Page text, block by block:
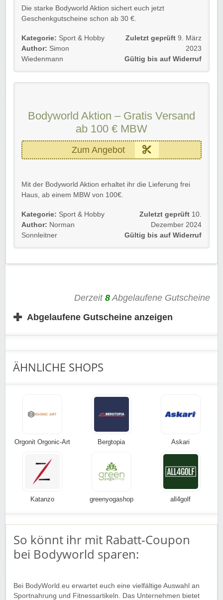
Die starke Bodyworld Aktion sichert euch jetzt
Geschenkgutscheine schon ab 30 €.
Gültig für alle Kunden.
Einfach dem Link folgen und kräftig sparen.
Viel Spaß!
Kategorie: Sport & Hobby
Author: Simon
Wiedenmann
Zuletzt geprüft 9. März
2023
Gültig bis auf Widerruf
Bodyworld Aktion – Gratis Versand
ab 100 € MBW
Zum Angebot
Mit der Bodyworld Aktion erhaltet ihr die Lieferung frei
Haus, ab einem MBW von 100€.
Gültig für Neu- und Bestandskunden bis Widerruf.
Einfach dem Link folgen und sparen. Der Versand wird
Kategorie: Sport & Hobby
Author: Norman
Sonnleitner
Zuletzt geprüft 10.
Dezember 2024
Gültig bis auf Widerruf
Derzeit 8 Abgelaufene Gutscheine
✚ Abgelaufene Gutscheine anzeigen
ÄHNLICHE SHOPS
Orgonit Orgonic-Art Bergtopia Askari
Katanzo greenyogashop all4golf
So könnt ihr mit Rabatt-Coupon
bei Bodyworld sparen:
Bei BodyWorld.eu erwartet euch eine vielfältige Auswahl an
Sportnahrung und Fitnessartikeln. Das Unternehmen bietet